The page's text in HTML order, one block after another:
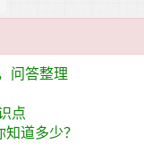
问答整理
点
道多少？